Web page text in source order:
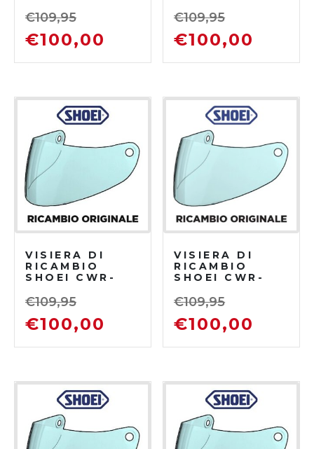
SILVER
€109,95
€100,00
SILVER
€109,95
€100,00
VISIERA DI
RICAMBIO
SHOEI CWR-
GOLD
€109,95
€100,00
VISIERA DI
RICAMBIO
SHOEI CWR-
FIRE ORANGE
€109,95
€100,00